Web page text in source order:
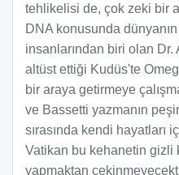
tehlikelisi de, çok zeki bir
DNA konusunda
insanlarından biri olan Dr.
altüst ettiği Kudüs'te
bir araya getirmeye
ve Bassetti yazmanın
sırasında kendi hayatları
Vatikan bu kehanetin gizli
yapmaktan